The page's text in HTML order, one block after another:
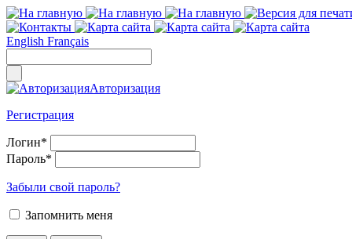
English Français
Авторизация
Регистрация
Логин*
Пароль*
Забыли свой пароль?
Запомнить меня